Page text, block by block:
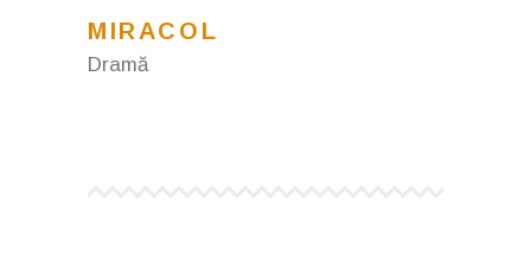
MIRACOL
Dramă